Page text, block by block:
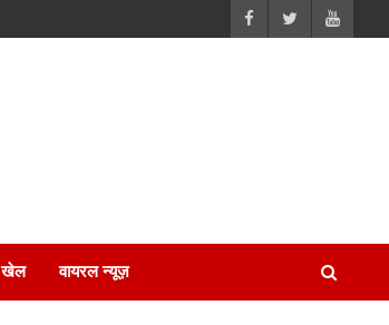
खेल वायरल न्यूज़